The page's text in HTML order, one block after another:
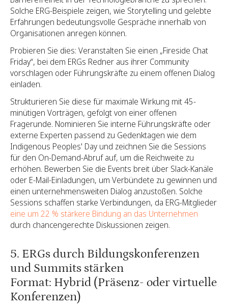
Solche ERG-Beispiele zeigen, wie Storytelling und gelebte
Erfahrungen bedeutungsvolle Gespräche innerhalb von
Organisationen anregen können.
Probieren Sie dies: Veranstalten Sie einen „Fireside Chat
Friday“, bei dem ERGs Redner aus ihrer Community
vorschlagen oder Führungskräfte zu einem offenen Dialog
einladen.
Strukturieren Sie diese für maximale Wirkung mit 45-
minütigen Vorträgen, gefolgt von einer offenen
Fragerunde. Nominieren Sie interne Führungskräfte oder
externe Experten passend zu Gedenktagen wie dem
Indigenous Peoples' Day und zeichnen Sie die Sessions
für den On-Demand-Abruf auf, um die Reichweite zu
erhöhen. Bewerben Sie die Events breit über Slack-Kanäle
oder E-Mail-Einladungen, um Verbündete zu gewinnen und
einen unternehmensweiten Dialog anzustoßen. Solche
Sessions schaffen starke Verbindungen, da ERG-Mitglieder
eine um 22 % stärkere Bindung an das Unternehmen
durch chancengerechte Diskussionen zeigen.
5. ERGs durch Bildungskonferenzen
und Summits stärken
Format: Hybrid (Präsenz- oder virtuelle
Konferenzen)